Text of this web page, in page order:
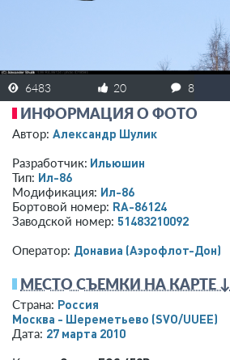
ЗАРЕГИСТРИРОВАТЬСЯ
6483 20 8
ИНФОРМАЦИЯ О ФОТО
Автор: Александр Шулик
Разработчик: Ильюшин
Тип: Ил-86
Модификация: Ил-86
Бортовой номер: RA-86124
Заводской номер: 51483210092
Оператор: Донавиа (Аэрофлот-Дон)
МЕСТО СЪЕМКИ НА КАРТЕ ↓
Страна: Россия
Москва - Шереметьево (SVO/UUEE)
Дата: 27 марта 2010